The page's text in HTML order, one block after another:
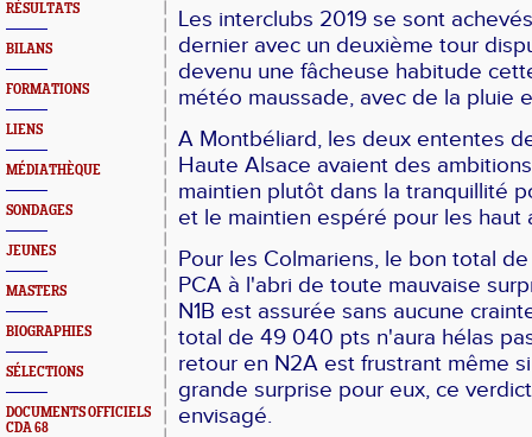
RÉSULTATS
BILANS
FORMATIONS
LIENS
MÉDIATHÈQUE
SONDAGES
JEUNES
MASTERS
BIOGRAPHIES
SÉLECTIONS
DOCUMENTS OFFICIELS
CDA 68
Les interclubs 2019 se sont
dernier avec un deuxième tour
devenu une fâcheuse habitude
météo maussade, avec de la pluie
A Montbéliard, les deux ententes
Haute Alsace avaient des
maintien plutôt dans la tranquillité
et le maintien espéré pour les haut
Pour les Colmariens, le bon total
PCA à l'abri de toute mauvaise
N1B est assurée sans aucune
total de 49 040 pts n'aura hélas
retour en N2A est frustrant même
grande surprise pour eux, ce
envisagé.